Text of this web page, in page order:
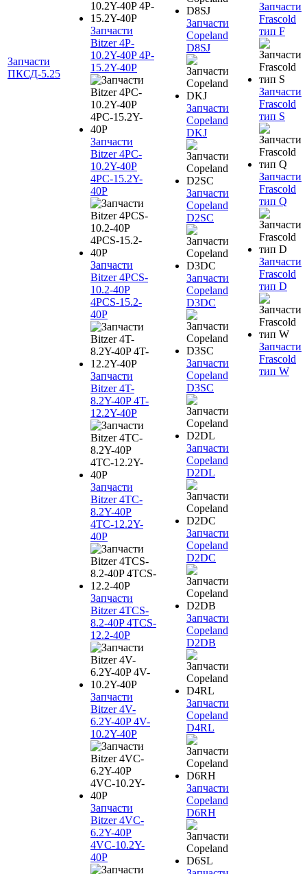
Запчасти
ПКСД-5.25
Запчасти
Bitzer 4P-
10.2Y-40P 4P-
15.2Y-40P
Запчасти
Bitzer 4PC-
10.2Y-40P
4PC-15.2Y-
40P
Запчасти
Bitzer 4PCS-
10.2-40P
4PCS-15.2-
40P
Запчасти
Bitzer 4T-
8.2Y-40P 4T-
12.2Y-40P
Запчасти
Bitzer 4TC-
8.2Y-40P
4TC-12.2Y-
40P
Запчасти
Bitzer 4TCS-
8.2-40P 4TCS-
12.2-40P
Запчасти
Bitzer 4V-
6.2Y-40P 4V-
10.2Y-40P
Запчасти
Bitzer 4VC-
6.2Y-40P
4VC-10.2Y-
40P
Запчасти
Copeland
D8SJ
Запчасти
Copeland
DKJ
Запчасти
Copeland
D2SC
Запчасти
Copeland
D3DC
Запчасти
Copeland
D3SC
Запчасти
Copeland
D2DL
Запчасти
Copeland
D2DC
Запчасти
Copeland
D2DB
Запчасти
Copeland
D4RL
Запчасти
Copeland
D6RH
Запчасти
Frascold
тип F
Запчасти
Frascold
тип S
Запчасти
Frascold
тип Q
Запчасти
Frascold
тип D
Запчасти
Frascold
тип W